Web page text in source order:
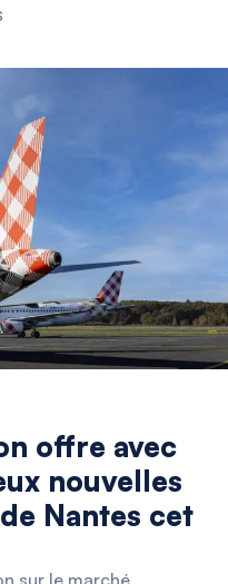
offre avec
nouvelles
Nantes cet